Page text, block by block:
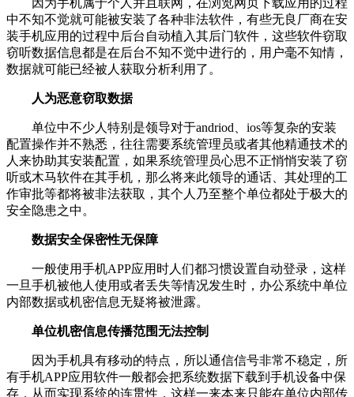
因为手机属于个人并且联网，在浏览网页下载应用的过程
中不知不觉就可能被安装了各种非法软件，有些无良厂商在安
装手机应用的过程中后台自动植入其后门软件，这些软件窃取
窃听数据信息都是在后台不知不觉中进行的，用户毫不知情，
数据就可能已经被人获取分析利用了。
人为恶意窃取数据
单位中不少人特别是领导对于andriod、ios等复杂的安装
配置操作并不熟悉，往往需要系统管理员或者其他精通技术的
人来协助其安装配置，如果系统管理员心思不正悄悄安装了窃
听或木马软件在其手机，那么将来此领导的通话、其处理的工
作审批等都将被非法获取，其个人乃至整个单位都处于极大的
安全隐患之中。
数据安全保密性无保障
一般使用手机APP应用时人们都习惯设置自动登录，这样
一旦手机被他人使用或者丢失等情况发生时，办公系统中单位
内部数据或机密信息无疑将被泄露。
单位机密信息传播范围无法控制
因为手机具有移动的特点，所以通信信号非常不稳定，所
有手机APP应用软件一般都会把系统数据下载到手机设备中保
存，从而实现系统的连贯性，这样一来本来只能在单位内部传